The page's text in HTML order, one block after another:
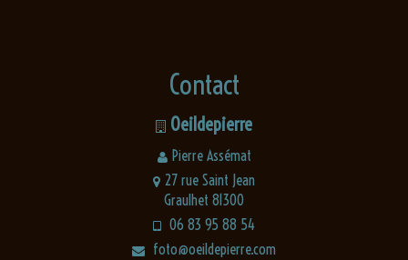
Contact
Oeildepierre
Pierre Assémat
27 rue Saint Jean
Graulhet 81300
06 83 95 88 54
foto@oeildepierre.com